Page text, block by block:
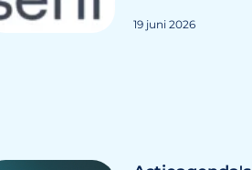
19 juni 2026